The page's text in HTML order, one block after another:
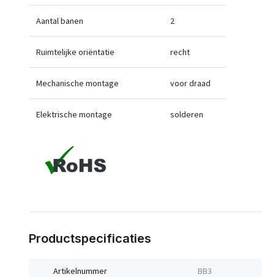
Aantal banen 2
Ruimtelijke oriëntatie recht
Mechanische montage voor draad
Elektrische montage solderen
Productspecificaties
Artikelnummer BB3